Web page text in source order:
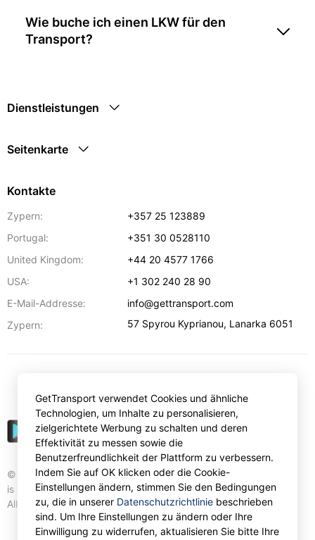
Wie buche ich einen LKW für den
Transport?
Dienstleistungen
Seitenkarte
Kontakte
Zypern:
+357 25 123889
Portugal:
+351 30 0528110
United Kingdom:
+44 20 4577 1766
USA:
+1 302 240 28 90
E-Mail-Addresse:
info@gettransport.com
Zypern:
57 Spyrou Kyprianou, Lanarka 6051
© Gettransport International Limited. GetTransport®
is trademark of Gettransport International Limited.
All rights reserved.
GetTransport verwendet Cookies und ähnliche
Technologien, um Inhalte zu personalisieren,
zielgerichtete Werbung zu schalten und deren
Effektivität zu messen sowie die
Benutzerfreundlichkeit der Plattform zu verbessern.
Indem Sie auf OK klicken oder die Cookie-
Einstellungen ändern, stimmen Sie den Bedingungen
zu, die in unserer Datenschutzrichtlinie beschrieben
sind. Um Ihre Einstellungen zu ändern oder Ihre
Einwilligung zu widerrufen, aktualisieren Sie bitte Ihre